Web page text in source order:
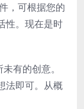
，可根据您的
性。现在是时
有的创意。
法即可。从概